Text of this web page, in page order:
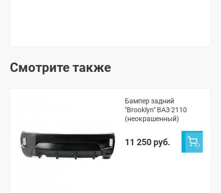
Смотрите также
Бампер задний
"Brooklyn" ВАЗ 2110
(неокрашенный)
11 250 руб.